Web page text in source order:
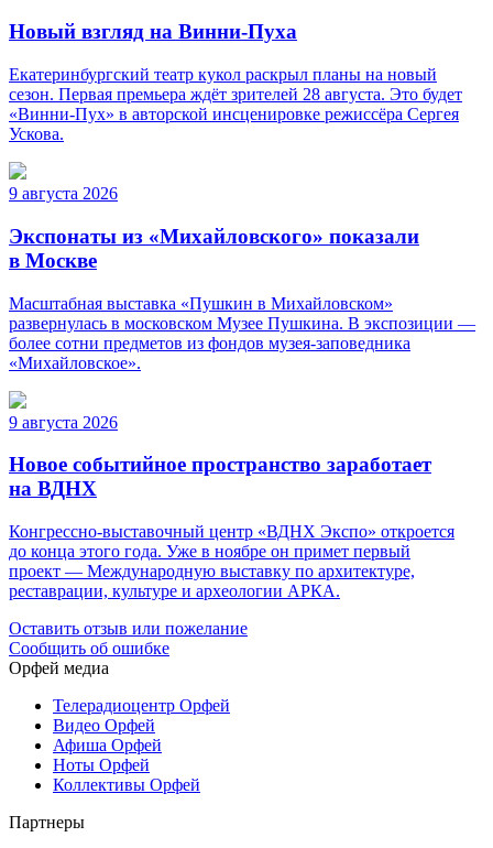
Новый взгляд на Винни-Пуха
Екатеринбургский театр кукол раскрыл планы на новый
сезон. Первая премьера ждёт зрителей 28 августа. Это будет
«Винни-Пух» в авторской инсценировке режиссёра Сергея
Ускова.
9 августа 2026
Экспонаты из «Михайловского» показали
в Москве
Масштабная выставка «Пушкин в Михайловском»
развернулась в московском Музее Пушкина. В экспозиции —
более сотни предметов из фондов музея-заповедника
«Михайловское».
9 августа 2026
Новое событийное пространство заработает
на ВДНХ
Конгрессно-выставочный центр «ВДНХ Экспо» откроется
до конца этого года. Уже в ноябре он примет первый
проект — Международную выставку по архитектуре,
реставрации, культуре и археологии АРКА.
Оставить отзыв или пожелание
Сообщить об ошибке
Орфей медиа
Телерадиоцентр Орфей
Видео Орфей
Афиша Орфей
Ноты Орфей
Коллективы Орфей
Партнеры